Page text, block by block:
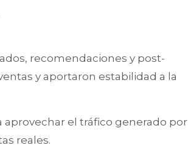
recomendaciones y post-
y aportaron estabilidad a la
aprovechar el tráfico generado por
reales.